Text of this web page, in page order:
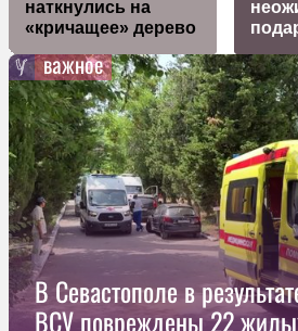
наткнулись на
«кричащее» дерево
важное
В Севастополе в
ВСУ повреждены 22